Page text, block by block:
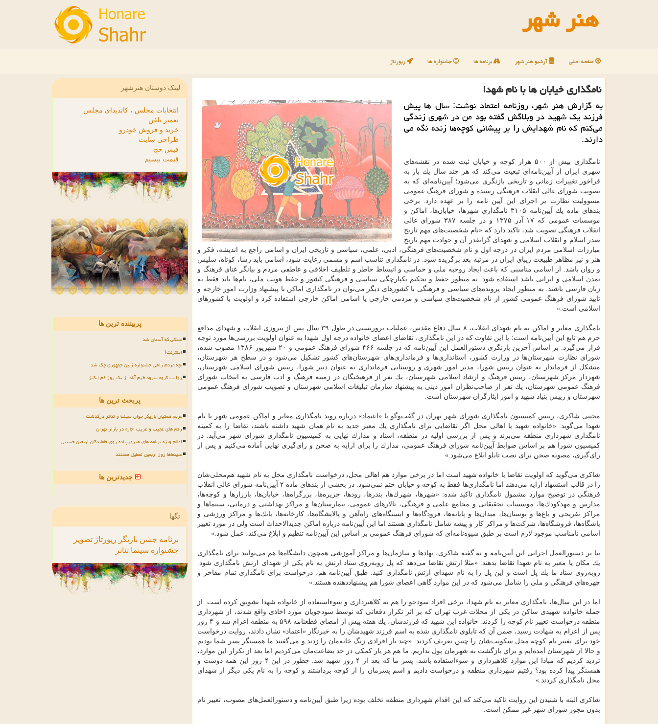
هنر شهر
صفحه اصلی آرشیو هنر شهر برنامه ها جشنواره ها رپورتاژ
نامگذاری خیابان ها با نام شهدا
به گزارش هنر شهر، روزنامه اعتماد نوشت: سال ها پیش
فرزند یك شهید در وبلاگش گفته بود من در شهری زندگی
می‌كنم كه نام شهدایش را بر پیشانی كوچه‌ها زنده نگه می
دارند.
نامگذاری بیش از ۵۰۰ هزار كوچه و خیابان ثبت شده در نقشه‌های
شهری ایران از آیین‌نامه‌ای تبعیت می‌كند كه هر چند سال یك‌ بار به
فراخور تغییرات زمانی و تاریخی بازنگری می‌شود؛ آیین‌نامه‌ای كه به
تصویب شورای عالی انقلاب فرهنگی رسیده و شورای فرهنگ عمومی
مسوولیت نظارت بر اجرای این آیین نامه را بر عهده دارد. برخی
بندهای ماده یك آیین‌نامه ۳۱۰۵ نامگذاری شهرها، خیابان‌ها، اماكن و
موسسات عمومی كه ۱۷ آذر ۱۳۷۵ و در جلسه ۳۸۷ شورای عالی
انقلاب فرهنگی تصویب شد، تاكید دارد كه «نام شخصیت‌های مهم تاریخ
صدر اسلام و انقلاب اسلامی و شهدای گرانقدر آن و حوادث مهم تاریخ
مبارزات اسلامی مردم ایران در درجه اول و نام شخصیت‌های فرهنگی، ادبی، علمی، سیاسی و تاریخی ایران و اسامی راجع به اندیشه، فكر و
هنر و نیز مظاهر طبیعت زیبای ایران در مرتبه بعد برگزیده شود. در نامگذاری تناسب اسم و مسمی رعایت شود، اسامی باید رسا، كوتاه، سلیس
و روان باشد. از اسامی مناسبی كه باعث ایجاد روحیه ملی و حماسی و انبساط خاطر و تلطیف اخلاقی و عاطفی مردم و بیانگر غنای فرهنگ و
تمدن اسلامی و ایرانی باشد استفاده شود. به منظور حفظ و تحكیم یكپارچگی سیاسی و فرهنگی كشور و حفظ هویت ملی، نام‌ها باید فقط به
زبان فارسی باشند. به منظور ایجاد پرونده‌های سیاسی و فرهنگی با كشورهای دیگر می‌توان در نامگذاری اماكن با پیشنهاد وزارت امور خارجه و
تایید شورای فرهنگ عمومی كشور از نام شخصیت‌های سیاسی و مردمی خارجی یا اسامی اماكن خارجی استفاده كرد و اولویت با كشورهای
اسلامی است.»
نامگذاری معابر و اماكن به نام شهدای انقلاب، ۸ سال دفاع مقدس، عملیات تروریستی در طول ۳۹ سال پس از پیروزی انقلاب و شهدای مدافع
حرم هم تابع این آیین‌نامه است؛ با این تفاوت كه در این نامگذاری، تقاضای اعضای خانواده درجه اول شهدا به عنوان اولویت بررسی‌ها مورد توجه
قرار می‌گیرد. بر اساس آخرین بازنگری دستورالعمل این آیین‌نامه كه در جلسه ۴۶۶ شورای فرهنگ عمومی و ۲۰ شهریور ۱۳۸۶ مصوب شده،
شورای نظارت شهرستان‌ها در وزارت كشور، استانداری‌ها و فرمانداری‌های شهرستان‌های كشور تشكیل می‌شود و در سطح هر شهرستان،
متشكل از فرماندار به عنوان رییس شورا، مدیر امور شهری و روستایی فرمانداری به عنوان دبیر شورا، رییس شورای اسلامی شهرستان،
شهردار مركز شهرستان، رییس فرهنگ و ارشاد اسلامی شهرستان، یك نفر از فرهیختگان در زمینه فرهنگ و ادب فارسی به انتخاب شورای
فرهنگ عمومی شهرستان، یك نفر از صاحب‌نظران امور دینی به پیشنهاد سازمان تبلیغات اسلامی شهرستان و تصویب شورای فرهنگ عمومی
شهرستان و رییس بنیاد شهید و امور ایثارگران شهرستان است.
مجتبی شاكری، رییس كمیسیون نامگذاری شورای شهر تهران در گفت‌وگو با «اعتماد» درباره روند نامگذاری معابر و اماكن عمومی شهر با نام
شهدا می‌گوید: «خانواده شهید یا اهالی محل اگر تقاضایی برای نامگذاری یك معبر جدید به نام همان شهید داشته باشند، تقاضا را به كمیته
نامگذاری شهرداری منطقه می‌برند و پس از بررسی اولیه در منطقه، اسناد و مدارك نهایی به كمیسیون نامگذاری شورای شهر می‌آید. در
كمیسیون شورا هم بر اساس ضوابط آیین‌نامه شورای فرهنگ عمومی، مدارك را برای ارایه به صحن و رای‌گیری نهایی آماده می‌كنیم و پس از
رای‌گیری، مصوبه صحن برای نصب تابلو ابلاغ می‌شود.»
شاكری می‌گوید كه اولویت تقاضا با خانواده شهید است اما در برخی موارد هم اهالی محل، درخواست نامگذاری محل به نام شهید هم‌محلی‌شان
را در قالب استشهاد ارایه می‌دهند اما نامگذاری‌ها فقط به كوچه و خیابان ختم نمی‌شود. در بخشی از بندهای ماده ۲ آیین‌نامه شورای عالی انقلاب
فرهنگی در توضیح موارد مشمول نامگذاری تاكید شده: «شهر‌ها، شهرك‌ها، بندرها، رودها، جزیره‌ها، بزرگراه‌ها، خیابان‌ها، بازرارها و كوچه‌ها،
مدارس و مهدكودك‌ها، موسسات تحقیقاتی و مجامع علمی و فرهنگی، تالارهای عمومی، بیمارستان‌ها و مراكز بهداشتی و درمانی، سینماها و
مراكز تفریحی و باغ‌ها و بوستان‌ها، میدان‌ها و پایانه‌ها، فرودگاه‌ها و ایستگاه‌های راه‌آهن و پالایشگاه‌ها، كارخانه‌ها، بانك‌ها و مراكز ورزشی و
باشگاه‌ها، فروشگاه‌ها، شركت‌ها و مراكز كار و پیشه شامل نامگذاری هستند اما این آیین‌نامه درباره اماكن جدیدالاحداث است ولی در مورد تغییر
اسامی نامناسب موجود لازم است بر طبق شیوه‌نامه‌ای كه شورای فرهنگ عمومی بر اساس این آیین‌نامه تنظیم و ابلاغ می‌كند، عمل شود.»
بنا بر دستورالعمل اجرایی این آیین‌نامه و به گفته شاكری، نهادها و سازمان‌ها و مراكز آموزشی همچون دانشگاه‌ها هم می‌توانند برای نامگذاری
یك مكان یا معبر به نام شهدا تقاضا بدهند. «مثلا ارتش تقاضا می‌دهد كه پل روبه‌روی ستاد ارتش به نام یكی از شهدای ارتش نامگذاری شود.
روبه‌روی ستاد ما یك پل است و این پل را به نام شهدای ارتش نامگذاری كنید. طبق آیین‌نامه هم، درخواست برای نامگذاری تمام مفاخر و
چهره‌های فرهنگی و ملی را شامل می‌شود كه در این موارد گاهی اعضای شورا هم پیشنهاد‌دهنده هستند.»
اما در این سال‌ها، نامگذاری معابر به نام شهدا، برخی افراد سودجو را هم به كلاهبرداری و سوءاستفاده از خانواده شهدا تشویق كرده است. از
جمله خانواده شهیدی ساكن در یكی از محلات غرب تهران كه بر اثر تكرار دفعاتی كه توسط سودجویان مورد اخاذی واقع شدند، از شهرداری
منطقه درخواست تغییر نام كوچه را كردند. خانواده این شهید كه فرزندشان، یك هفته پیش از امضای قطعنامه ۵۹۸ به منطقه اعزام شد و ۴ روز
پس از اعزام به شهادت رسید، ضمن آن كه تابلوی نامگذاری شده به اسم فرزند شهیدشان را به خبرنگار «اعتماد» نشان دادند، روایت درخواست
خود برای تغییر نام كوچه محل سكونت‌شان را چنین تعریف كردند: «چند بار افرادی زنگ خانه‌مان را زدند و می‌گفتند ما همسنگر پسر شما بودیم
و حالا از شهرستان آمده‌ایم و برای بازگشت به شهرمان پول نداریم. ما هم هر بار كمكی در حد بضاعت‌مان می‌كردیم اما بعد از تكرار این موارد،
تردید كردیم كه مبادا این موارد كلاهبرداری و سوءاستفاده باشد. پسر ما كه بعد از ۴ روز شهید شد. چطور در این ۴ روز این همه دوست و
همسنگر پیدا كرده بود؟ رفتیم شهرداری منطقه و درخواست دادیم و اسم پسرمان را از كوچه برداشتند و كوچه را به نام یكی دیگر از شهدای
محل نامگذاری كردند.»
شاكری البته با شنیدن این روایت تاكید می‌كند كه این اقدام شهرداری منطقه تخلف بوده زیرا طبق آیین‌نامه و دستورالعمل‌های مصوب، تغییر نام
بدون مجوز شورای شهر غیر ممكن است.
لینک دوستان هنرشهر
انتخابات مجلس ، کاندیدای مجلس
تعمیر تلفن
خرید و فروش خودرو
طراحی سایت
فیش حج
قیمت بیسیم
پربیننده ترین ها
سنگی که آسمان شد
اینترنت!
بچه مردم راهی جشنواره زلین جمهوری چک شد
روایت گروه سرود خرم آباد از یک روز غم انگیز
پربحث ترین ها
مریم همتیان بازیگر جوان سینما و تئاتر درگذشت
رقم های عجیب و غریب اجاره در بازار تهران
اعلام ویژه برنامه های هنری پیاده روی جاماندگان اربعین حسینی
سینماها روز اربعین تعطیل هستند
جدیدترین ها
تگها
برنامه جشن بازیگر رپورتاژ تصویر
جشنواره سینما تئاتر